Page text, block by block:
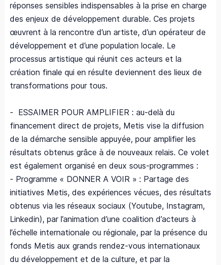
réponses sensibles indispensables à la prise en charge
des enjeux de développement durable. Ces projets
œuvrent à la rencontre d’un artiste, d’un opérateur de
développement et d’une population locale. Le
processus artistique qui réunit ces acteurs et la
création finale qui en résulte deviennent des lieux de
transformations pour tous.
- ESSAIMER POUR AMPLIFIER : au-delà du
financement direct de projets, Metis vise la diffusion
de la démarche sensible appuyée, pour amplifier les
résultats obtenus grâce à de nouveaux relais. Ce volet
est également organisé en deux sous-programmes :
- Programme « DONNER A VOIR » : Partage des
initiatives Metis, des expériences vécues, des résultats
obtenus via les réseaux sociaux (Youtube, Instagram,
Linkedin), par l’animation d’une coalition d’acteurs à
l’échelle internationale ou régionale, par la présence du
fonds Metis aux grands rendez-vous internationaux
du développement et de la culture, et par la